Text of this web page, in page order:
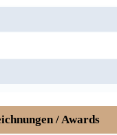
/ Awards